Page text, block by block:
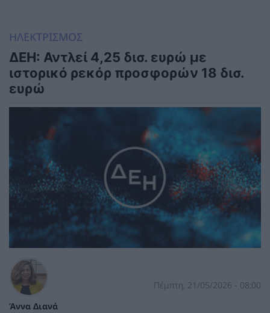
ΗΛΕΚΤΡΙΣΜΟΣ
ΔΕΗ: Αντλεί 4,25 δισ. ευρώ με
ιστορικό ρεκόρ προσφορών 18 δισ.
ευρώ
Άννα Διανά
Πέμπτη, 21/05/2026 - 08:00